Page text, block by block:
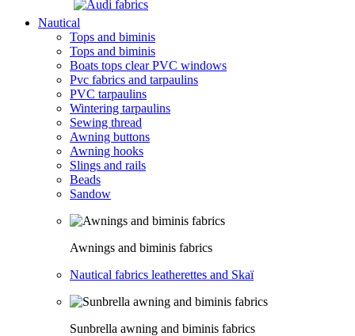
Nautical
Tops and biminis
Tops and biminis
Boats tops clear PVC windows
Pvc fabrics and tarpaulins
PVC tarpaulins
Wintering tarpaulins
Sewing thread
Awning buttons
Awning hooks
Slings and rails
Beads
Sandow
Awnings and biminis fabrics
Nautical fabrics leatherettes and Skaï
Sunbrella awning and biminis fabrics